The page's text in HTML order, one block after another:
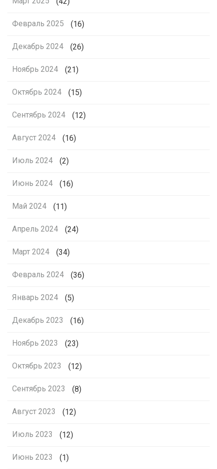
Февраль 2025 (16)
Декабрь 2024 (26)
Ноябрь 2024 (21)
Октябрь 2024 (15)
Сентябрь 2024 (12)
Август 2024 (16)
Июль 2024 (2)
Июнь 2024 (16)
Май 2024 (11)
Апрель 2024 (24)
Март 2024 (34)
Февраль 2024 (36)
Январь 2024 (5)
Декабрь 2023 (16)
Ноябрь 2023 (23)
Октябрь 2023 (12)
Сентябрь 2023 (8)
Август 2023 (12)
Июль 2023 (12)
Июнь 2023 (1)